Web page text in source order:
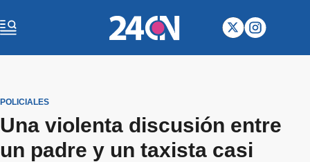
POLICIALES
Una violenta discusión entre
un padre y un taxista casi